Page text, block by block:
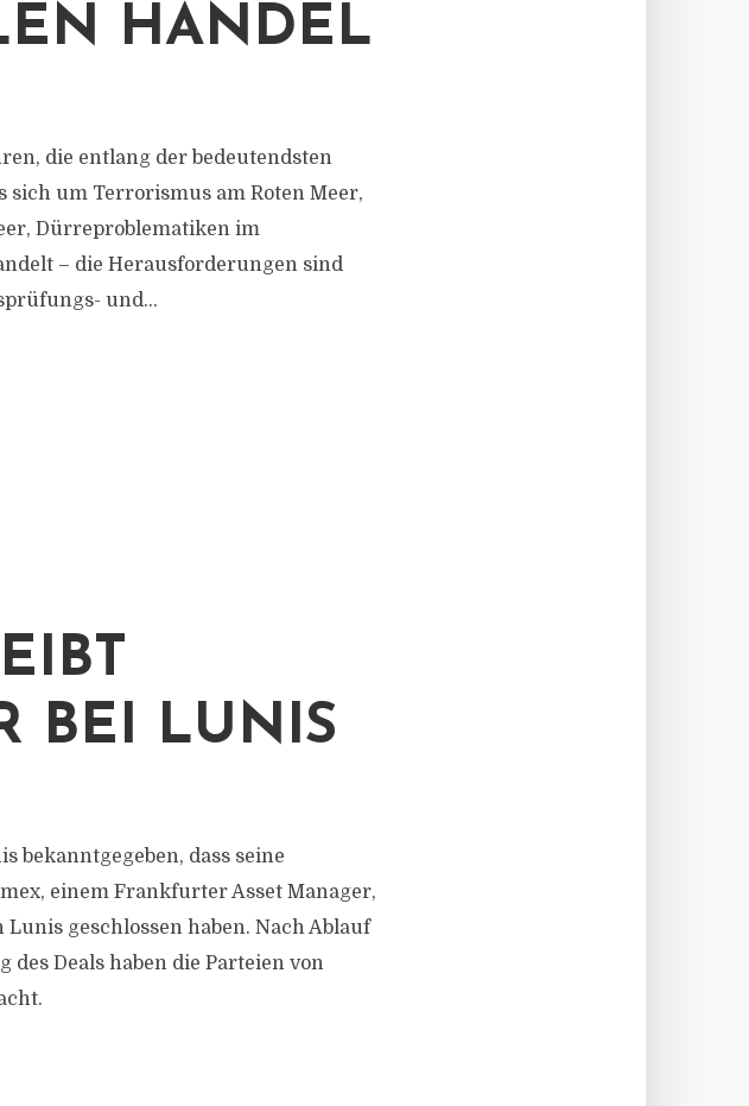
HANDEL
die entlang der bedeutendsten
sich um Terrorismus am Roten Meer,
Dürreproblematiken im
– die Herausforderungen sind
und...
BEI LUNIS
bekanntgegeben, dass seine
einem Frankfurter Asset Manager,
geschlossen haben. Nach Ablauf
Deals haben die Parteien von